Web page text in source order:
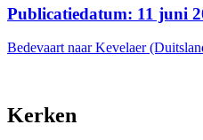
Publicatiedatum: 11 juni
Bedevaart naar Kevelaer
Kerken